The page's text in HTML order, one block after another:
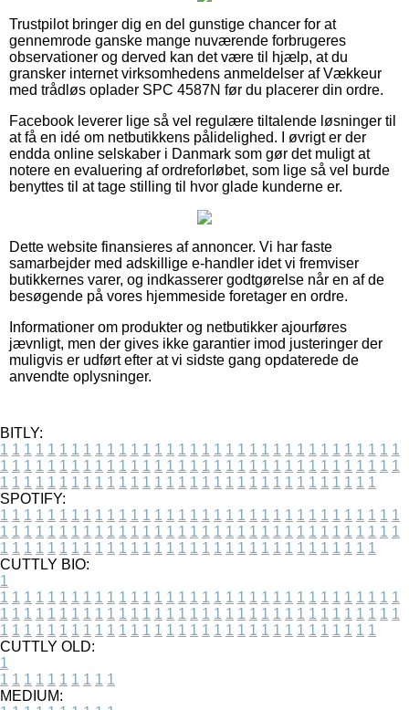
Trustpilot bringer dig en del gunstige chancer for at
gennemrode ganske mange nuværende forbrugeres
observationer og derved kan det være til hjælp, at du
gransker internet virksomhedens anmeldelser af Vækkeur
med trådløs oplader SPC 4587N før du placerer din ordre.
Facebook leverer lige så vel regulære tiltalende løsninger til
at få en idé om netbutikkens pålidelighed. I øvrigt er der
endda online selskaber i Danmark som gør det muligt at
notere en evaluering af ordreforløbet, som lige så vel burde
benyttes til at tage stilling til hvor glade kunderne er.
Dette website finansieres af annoncer. Vi har faste
samarbejder med adskillige e-handler idet vi fremviser
butikkernes varer, og indkasserer godtgørelse når en af de
besøgende på vores hjemmeside foretager en ordre.
Informationer om produkter og netbutikker ajourføres
jævnligt, men der gives ikke garantier imod justeringer der
muligvis er udført efter at vi sidste gang opdaterede de
anvendte oplysninger.
BITLY:
1 1 1 1 1 1 1 1 1 1 1 1 1 1 1 1 1 1 1 1 1 1 1 1 1 1 1 1 1 1 1 1 1 1
1 1 1 1 1 1 1 1 1 1 1 1 1 1 1 1 1 1 1 1 1 1 1 1 1 1 1 1 1 1 1 1 1 1
1 1 1 1 1 1 1 1 1 1 1 1 1 1 1 1 1 1 1 1 1 1 1 1 1 1 1 1 1 1 1 1
SPOTIFY:
1 1 1 1 1 1 1 1 1 1 1 1 1 1 1 1 1 1 1 1 1 1 1 1 1 1 1 1 1 1 1 1 1 1
1 1 1 1 1 1 1 1 1 1 1 1 1 1 1 1 1 1 1 1 1 1 1 1 1 1 1 1 1 1 1 1 1 1
1 1 1 1 1 1 1 1 1 1 1 1 1 1 1 1 1 1 1 1 1 1 1 1 1 1 1 1 1 1 1 1
CUTTLY BIO:
1
1 1 1 1 1 1 1 1 1 1 1 1 1 1 1 1 1 1 1 1 1 1 1 1 1 1 1 1 1 1 1 1 1 1
1 1 1 1 1 1 1 1 1 1 1 1 1 1 1 1 1 1 1 1 1 1 1 1 1 1 1 1 1 1 1 1 1 1
1 1 1 1 1 1 1 1 1 1 1 1 1 1 1 1 1 1 1 1 1 1 1 1 1 1 1 1 1 1 1 1
CUTTLY OLD:
1
1 1 1 1 1 1 1 1 1 1
MEDIUM: